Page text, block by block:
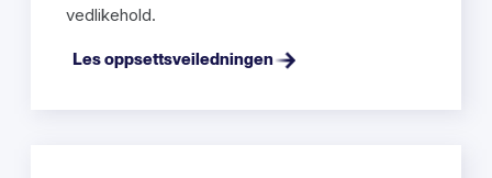
vedlikehold.
Les oppsettsveiledningen